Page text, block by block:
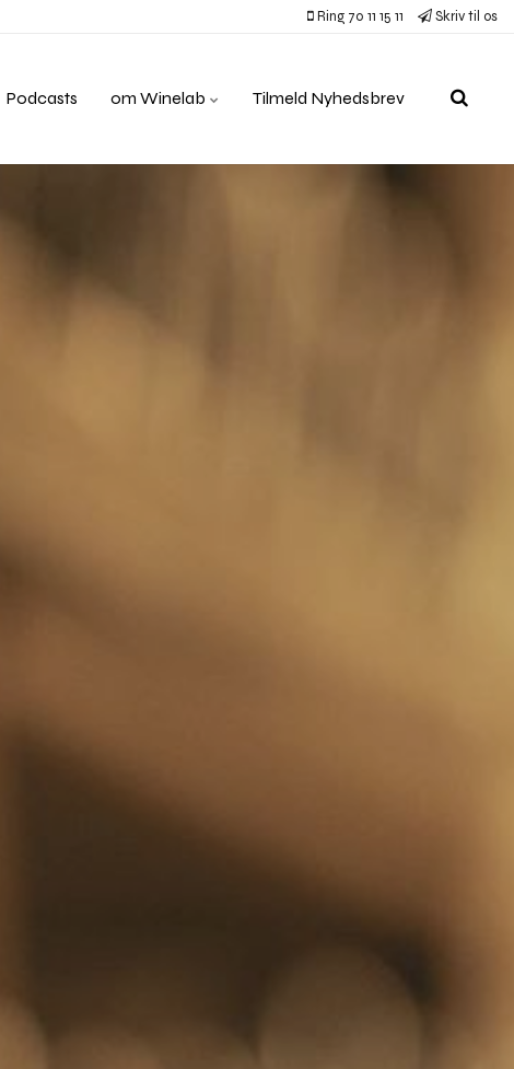
Ring 70 11 15 11 Skriv til os
Podcasts om Winelab Tilmeld Nyhedsbrev